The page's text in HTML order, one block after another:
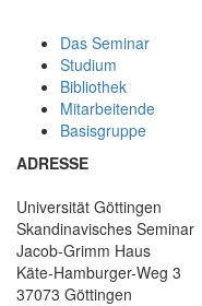
Das Seminar
Studium
Bibliothek
Mitarbeitende
Basisgruppe
ADRESSE
Universität Göttingen
Skandinavisches Seminar
Jacob-Grimm Haus
Käte-Hamburger-Weg 3
37073 Göttingen